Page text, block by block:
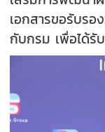
เอกสารขอรับรอ
กับกรม เพื่อได้รั